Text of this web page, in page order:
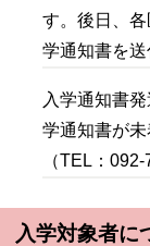
す。後日、
学通知書を送
入学通知書
学通知書が
（TEL：
入学対象者に